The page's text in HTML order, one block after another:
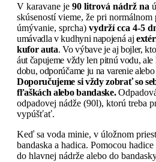
V karavane je 90 litrová nádrž na
skúseností vieme, že pri
úmývanie, sprcha) vydrží cca 4-5
umávadla v kudhyni napojená aj
kufor auta. Vo výbave je aj bojler,
áut čapujeme vždy len pitnú vodu,
dobu, odporúčame ju na varenie
Doporučujeme si vždy zobrať so
fľaškách alebo bandaske.
odpadovej nádže (90l), ktorú treba
vypúšťať.
Keď sa voda minie, v úložnom
bandaska a hadica. Pomocou
do hlavnej nádrže alebo do